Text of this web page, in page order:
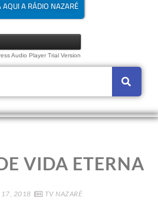
AQUI A RÁDIO NAZARÉ
Audio Player Trial Version
VIDA ETERNA
17, 2018 TV NAZARÉ